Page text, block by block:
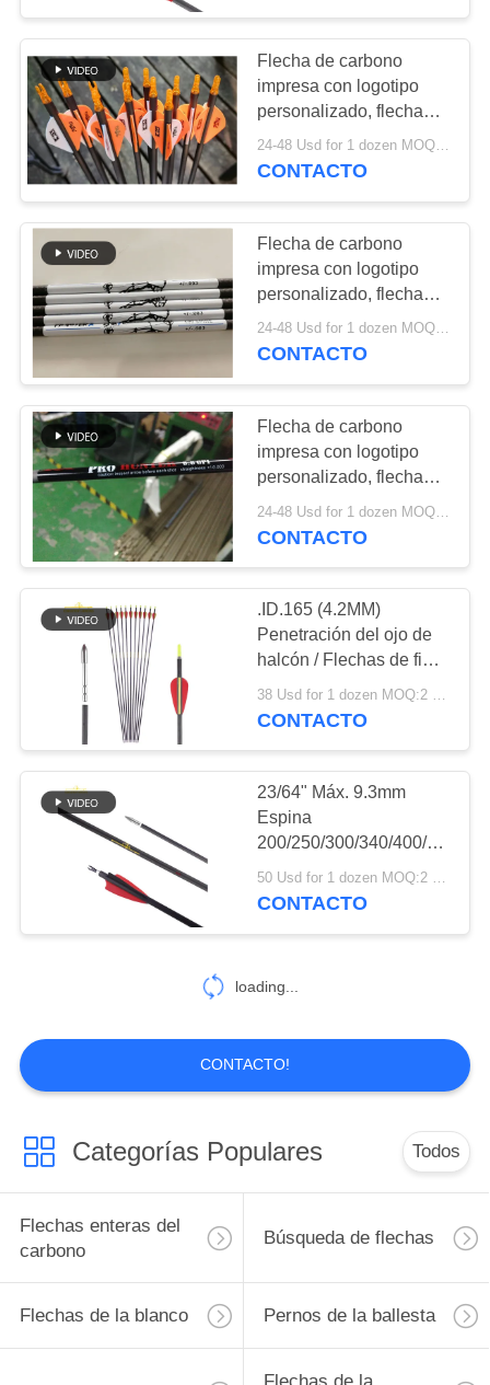
POLÍTICA
DE
PRIVACIDAD
Flecha de carbono
impresa con logotipo
personalizado, flechas
con logotipo impresa,
flechas de caza y
24-48 Usd for 1 dozen MOQ:12 PCS
CONTACTO
Flecha de carbono
impresa con logotipo
personalizado, flechas
con logotipo impresa,
flechas de caza y
24-48 Usd for 1 dozen MOQ:12 PCS
CONTACTO
Flecha de carbono
impresa con logotipo
personalizado, flechas
con logotipo impresa,
flechas de caza y
CONTACTO
.ID.165 (4.2MM)
Penetración del ojo de
halcón / Flechas de fibra
de carbono Resistencia
al impacto Flechas de
38 Usd for 1 dozen MOQ:2 docenas
CONTACTO
23/64" Máx. 9.3mm
Espina
200/250/300/340/400/500/600
Mayor Diámetro Rectitud
.003-.001" Flechas para
50 Usd for 1 dozen MOQ:2 docenas
CONTACTO
loading...
CONTACTO!
Categorías Populares Todos
Flechas enteras del
carbono
Búsqueda de flechas
Flechas de la blanco Pernos de la ballesta